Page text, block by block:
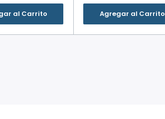
al Carrito Agregar al Carrito